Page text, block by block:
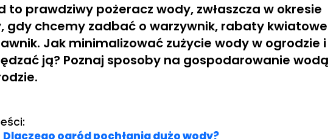
to prawdziwy pożeracz wody, zwłaszcza w okresie
gdy chcemy zadbać o warzywnik, rabaty kwiatowe
Jak minimalizować zużycie wody w ogrodzie i
ją? Poznaj sposoby na gospodarowanie wodą